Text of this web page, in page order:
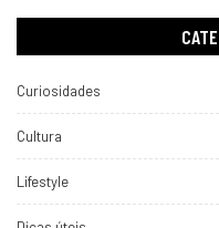
Curiosidades
Cultura
Lifestyle